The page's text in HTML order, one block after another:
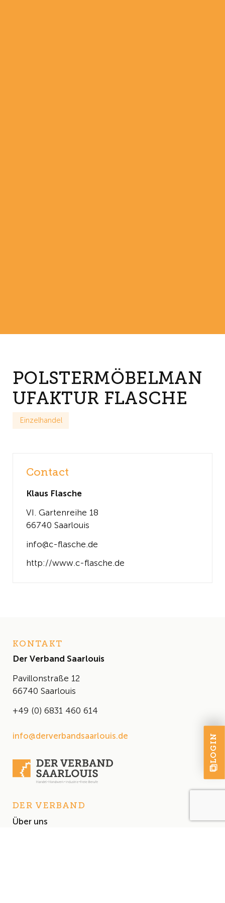
POLSTERMÖBELMAN
UFAKTUR FLASCHE
Einzelhandel
Contact
Klaus Flasche
VI. Gartenreihe 18
66740 Saarlouis
info@c-flasche.de
http://www.c-flasche.de
KONTAKT
Der Verband Saarlouis
Pavillonstraße 12
66740 Saarlouis
+49 (0) 6831 460 614
info@derverbandsaarlouis.de
DER VERBAND
Über uns
LOGIN